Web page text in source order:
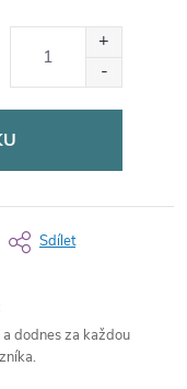
Sdílet
dodnes za každou